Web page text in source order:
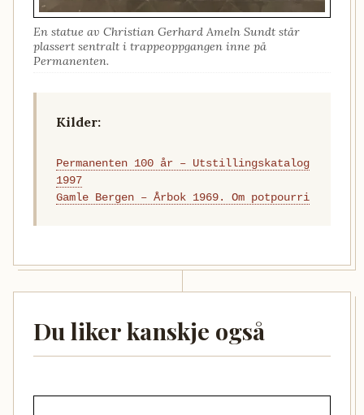
En statue av Christian Gerhard Ameln Sundt står
plassert sentralt i trappeoppgangen inne på
Permanenten.
Kilder:
Permanenten 100 år – Utstillingskatalog
1997
Gamle Bergen – Årbok 1969. Om potpourri
Du liker kanskje også